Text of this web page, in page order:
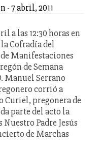
-7 abril, 2011
a las 12:30 horas en
Cofradía del
de Manifestaciones
de Semana
Manuel Serrano
corrió a
Curiel, pregonera de
parte del acto la
Nuestro Padre Jesús
de Marchas